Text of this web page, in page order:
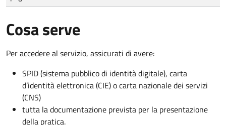
Cosa serve
Per accedere al servizio, assicurati di avere:
SPID (sistema pubblico di identità digitale), carta
d’identità elettronica (CIE) o carta nazionale dei servizi
(CNS)
tutta la documentazione prevista per la presentazione
della pratica.